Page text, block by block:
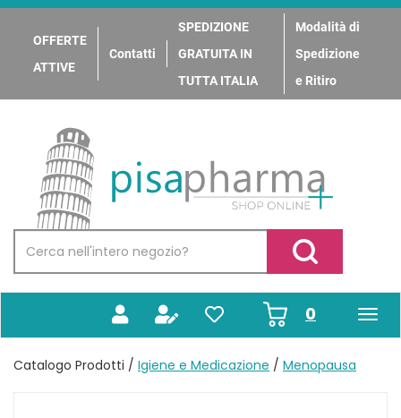
Passa
contenuto
principale
OFFERTE
ATTIVE
Contatti
SPEDIZIONE
GRATUITA IN
TUTTA ITALIA
Modalità di
Spedizione
e Ritiro
PisaPharma
Prodotto
Cerca Prodotto
0prodotti
inseriti
Catalogo Prodotti / Igiene e Medicazione / Menopausa